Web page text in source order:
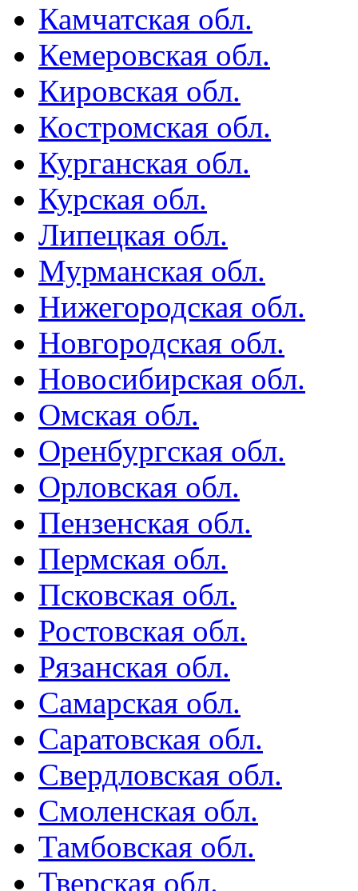
Камчатская обл.
Кемеровская обл.
Кировская обл.
Костромская обл.
Курганская обл.
Курская обл.
Липецкая обл.
Мурманская обл.
Нижегородская обл.
Новгородская обл.
Новосибирская обл.
Омская обл.
Оренбургская обл.
Орловская обл.
Пензенская обл.
Пермская обл.
Псковская обл.
Ростовская обл.
Рязанская обл.
Самарская обл.
Саратовская обл.
Свердловская обл.
Смоленская обл.
Тамбовская обл.
Тверская обл.